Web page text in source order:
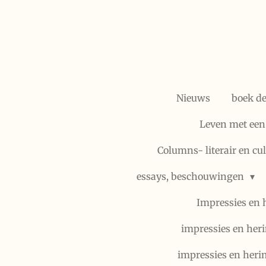
Nieuws boek
Leven met
Columns- literair en
essays, beschouwingen
Impressies en
impressies en
impressies en